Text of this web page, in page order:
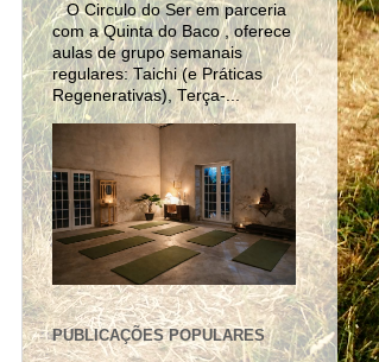
O Circulo do Ser em parceria
com a Quinta do Baco , oferece
aulas de grupo semanais
regulares: Taichi (e Práticas
Regenerativas), Terça-...
PUBLICAÇÕES POPULARES